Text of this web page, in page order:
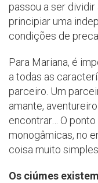
passou a ser
principiar uma
condições de
Para Mariana, é
a todas as
parceiro. Um
amante,
encontrar… O
monogâmicas, no
coisa muito
Os ciúmes